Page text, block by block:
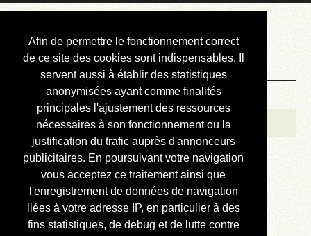
Afin de permettre le fonctionnement correct
de ce site des cookies sont indispensables. Il
servent aussi à établir des statistiques
anonymisées ayant comme finalités
principales l'ajustement des ressources
nécessaires à son fonctionnement ou la
justification du trafic auprès d'annonceurs
publicitaires. En poursuivant votre navigation
vous acceptez ce traitement ainsi que
l'enregistrement de données de navigation
liées à votre adresse IP, en particulier à des
fins statistiques, de debug et de lutte contre
Courbis, « LE »
Blog Officiel
Bienvenue
Réalisations
Divers (et d’été)
Annonces
Liens externes